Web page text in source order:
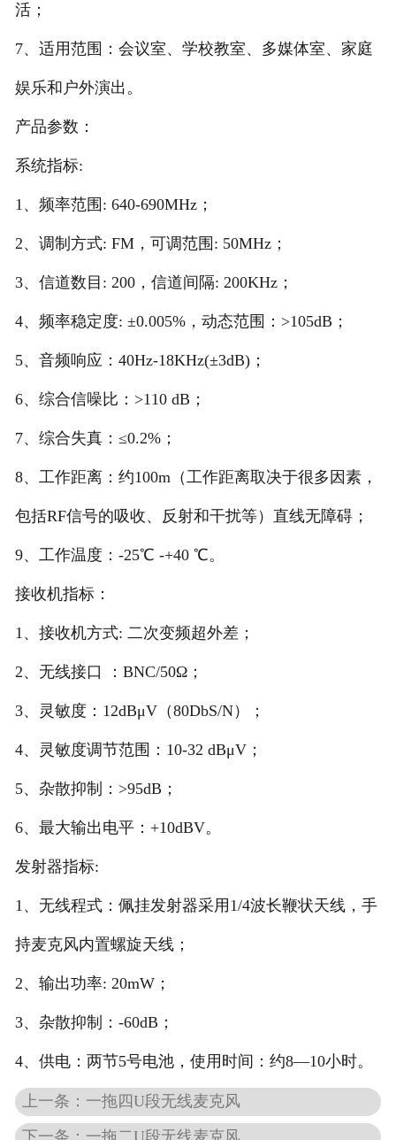
活；
7、适用范围：会议室、学校教室、多媒体室、家庭
娱乐和户外演出。
产品参数：
系统指标:
1、频率范围: 640-690MHz；
2、调制方式: FM，可调范围: 50MHz；
3、信道数目: 200，信道间隔: 200KHz；
4、频率稳定度: ±0.005%，动态范围：>105dB；
5、音频响应：40Hz-18KHz(±3dB)；
6、综合信噪比：>110 dB；
7、综合失真：≤0.2%；
8、工作距离：约100m（工作距离取决于很多因素，
包括RF信号的吸收、反射和干扰等）直线无障碍；
9、工作温度：-25℃ -+40 ℃。
接收机指标：
1、接收机方式: 二次变频超外差；
2、无线接口 ：BNC/50Ω；
3、灵敏度：12dBμV（80DbS/N）；
4、灵敏度调节范围：10-32 dBμV；
5、杂散抑制：>95dB；
6、最大输出电平：+10dBV。
发射器指标:
1、无线程式：佩挂发射器采用1/4波长鞭状天线，手
持麦克风内置螺旋天线；
2、输出功率: 20mW；
3、杂散抑制：-60dB；
4、供电：两节5号电池，使用时间：约8—10小时。
上一条：一拖四U段无线麦克风